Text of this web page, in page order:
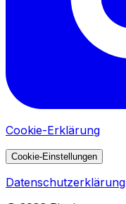
Cookie-Erklärung
Cookie-Einstellungen
Datenschutzerklärung